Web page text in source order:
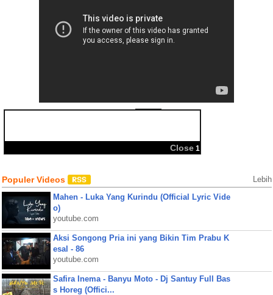
Close 1
BBM
Populer Videos Lebih
Mahen - Luka Yang Kurindu (Official Lyric Vide
o)
youtube.com
Aksi Songong Pria ini yang Bikin Tim Prabu K
esal - 86
youtube.com
Safira Inema - Banyu Moto - Dj Santuy Full Bas
s Horeg (Offici...